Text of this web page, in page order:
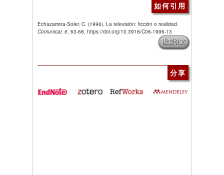
如何引用
Echazarreta-Soler, C. (1996). La televisión: ficción o realidad.
Comunicar, 6, 63-68. https://doi.org/10.3916/C06-1996-13
複製引文
分享